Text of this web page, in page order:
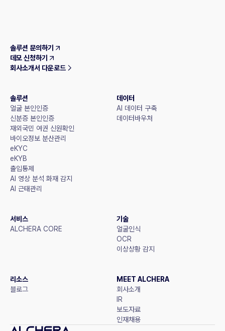
솔루션 문의하기
데모 신청하기
회사소개서 다운로드
솔루션
얼굴 본인인증
신분증 본인인증
재외국민 여권 신원확인
바이오정보 분산관리
eKYC
eKYB
출입통제
AI 영상 분석 화재 감지
AI 근태관리
데이터
AI 데이터 구축
데이터바우처
서비스
ALCHERA CORE
기술
얼굴인식
OCR
이상상황 감지
리소스
블로그
MEET ALCHERA
회사소개
IR
보도자료
인재채용